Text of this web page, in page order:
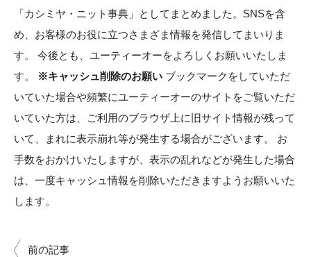
「カシミヤ・ニット事典」としてまとめました。SNSを含
め、お客様のお役に立つさまざま情報を発信してまいりま
す。 今後とも、ユーティーオーをよろしくお願いいたしま
す。
※キャッシュ削除のお願い ブックマークをしていただ
いていた場合や頻繁にユーティーオーのサイトをご覧いただ
いていた方は、ご利用のブラウザ上に旧サイト情報が残って
いて、まれに表示崩れ等が発生する場合がございます。 お
手数をおかけいたしますが、表示の乱れなどが発生した場合
は、一度キャッシュ情報を削除いただきますようお願いいた
します。
前の記事